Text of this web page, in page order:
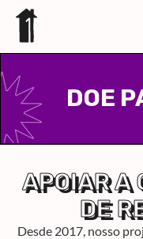
DOE
APOIAR A
DE
Desde 2017, nosso